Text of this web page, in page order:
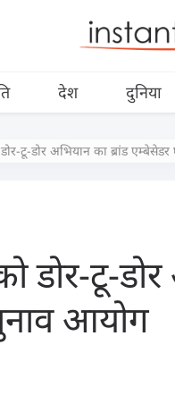
देश दुनिया
टू-डोर अभियान का ब्रांड
डोर-टू-
आयोग